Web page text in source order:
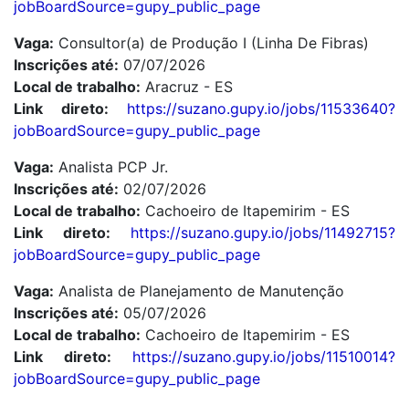
jobBoardSource=gupy_public_page
Vaga: Consultor(a) de Produção I (Linha De Fibras)
Inscrições até: 07/07/2026
Local de trabalho: Aracruz - ES
Link direto:
https://suzano.gupy.io/jobs/11533640?
jobBoardSource=gupy_public_page
Vaga: Analista PCP Jr.
Inscrições até: 02/07/2026
Local de trabalho: Cachoeiro de Itapemirim - ES
Link direto:
https://suzano.gupy.io/jobs/11492715?
jobBoardSource=gupy_public_page
Vaga: Analista de Planejamento de Manutenção
Inscrições até: 05/07/2026
Local de trabalho: Cachoeiro de Itapemirim - ES
Link direto:
https://suzano.gupy.io/jobs/11510014?
jobBoardSource=gupy_public_page